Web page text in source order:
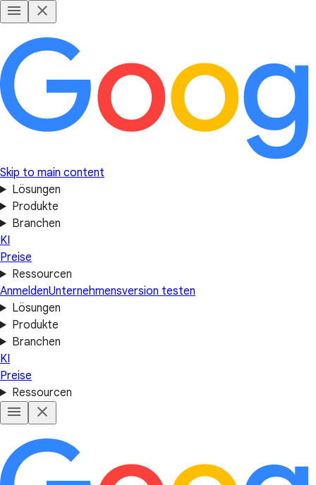
Skip to main content
Lösungen
Produkte
Branchen
KI
Preise
Ressourcen
AnmeldenUnternehmensversion testen
Lösungen
Produkte
Branchen
KI
Preise
Ressourcen